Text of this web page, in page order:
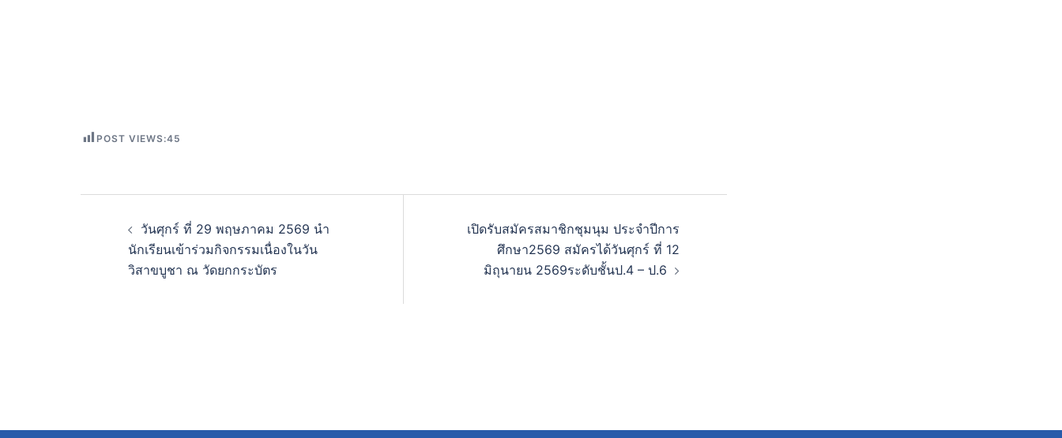
POST VIEWS:45
วันศุกร์ ที่ 29 พฤษภาคม 2569 นำ
นักเรียนเข้าร่วมกิจกรรมเนื่องในวัน
วิสาขบูชา ณ วัดยกกระบัตร
เปิดรับสมัครสมาชิกชุมนุม ประจำปีการ
ศึกษา2569 สมัครได้วันศุกร์ ที่ 12
มิถุนายน 2569ระดับชั้นป.4 – ป.6